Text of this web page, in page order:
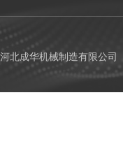
河北成华机械制造有限公司